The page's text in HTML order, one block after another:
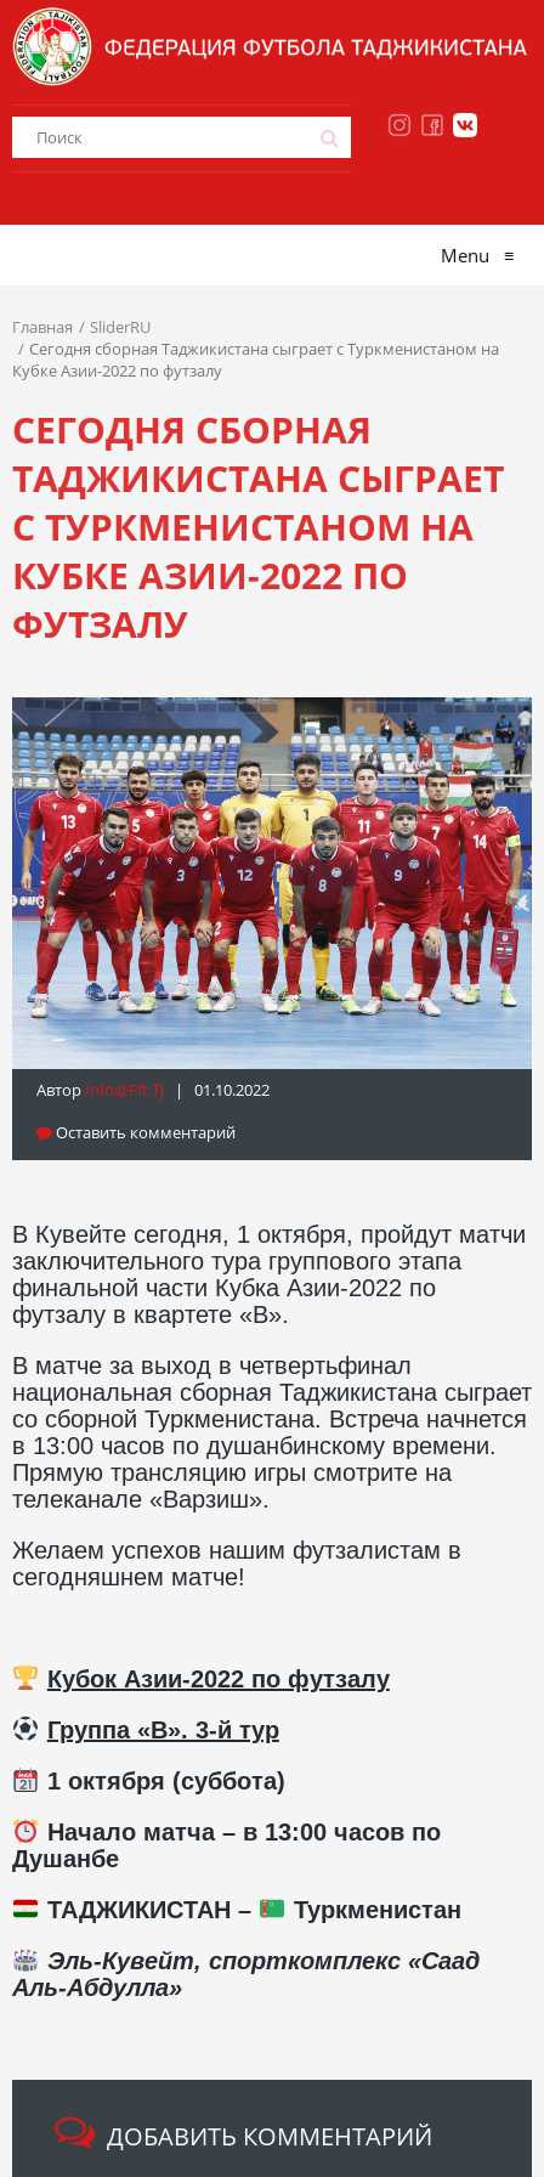
Menu ≡
Главная
SliderRU
Сегодня сборная Таджикистана сыграет с Туркменистаном на
Кубке Азии-2022 по футзалу
СЕГОДНЯ СБОРНАЯ
ТАДЖИКИСТАНА СЫГРАЕТ
С ТУРКМЕНИСТАНОМ НА
КУБКЕ АЗИИ-2022 ПО
ФУТЗАЛУ
Автор Info@fft.tj | 01.10.2022
Оставить комментарий
В Кувейте сегодня, 1 октября, пройдут матчи
заключительного тура группового этапа
финальной части Кубка Азии-2022 по
футзалу в квартете «В».
В матче за выход в четвертьфинал
национальная сборная Таджикистана сыграет
со сборной Туркменистана. Встреча начнется
в 13:00 часов по душанбинскому времени.
Прямую трансляцию игры смотрите на
телеканале «Варзиш».
Желаем успехов нашим футзалистам в
сегодняшнем матче!
Кубок Азии-2022 по футзалу
Группа «В». 3-й тур
1 октября (суббота)
Начало матча – в 13:00 часов по
Душанбе
ТАДЖИКИСТАН –
Туркменистан
Эль-Кувейт, спорткомплекс «Саад
Аль-Абдулла»
ДОБАВИТЬ КОММЕНТАРИЙ